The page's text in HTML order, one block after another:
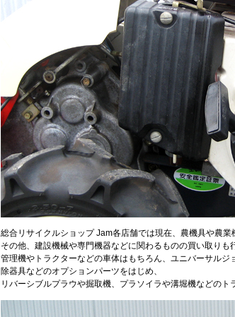
総合リサイクルショップ Jam各店舗では現在、農機具や農業
その他、建設機械や専門機器などに関わるものの買い取りも
管理機やトラクターなどの車体はもちろん、ユニバーサル
除器具などのオプションパーツをはじめ、
リバーシブルプラウや掘取機、プラソイラや溝堀機などの